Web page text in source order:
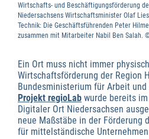
Wirtschafts- und Beschäftigungsförderung
Niedersachsens Wirtschaftsminister Olaf
Technik: Die Geschäftsführenden Peter
zusammen mit Mitarbeiter Nabil Ben Salah.
Ein Ort muss nicht immer
Wirtschaftsförderung der Region
Bundesministerium für Arbeit
Projekt regioLab wurde bereits
Digitaler Ort Niedersachsen
neue Maßstäbe in der Förderung
für mittelständische